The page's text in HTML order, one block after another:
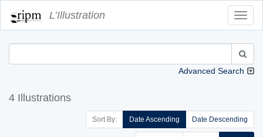
L’Illustration
Advanced Search
4 Illustrations
Sort By: Date Ascending Date Descending